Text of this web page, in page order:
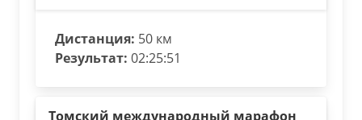
Дистанция: 50 км
Результат: 02:25:51
Томский международный марафон